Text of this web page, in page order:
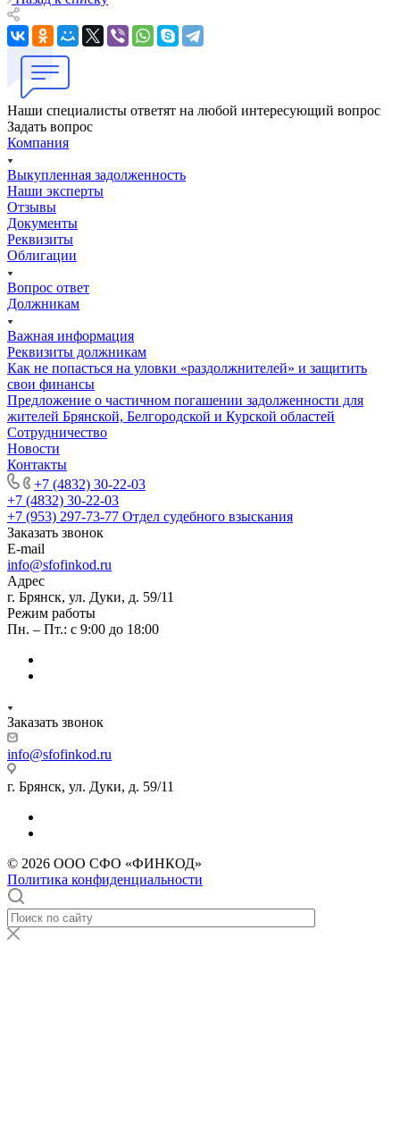
Наши специалисты ответят на любой интересующий вопрос
Задать вопрос
Компания
Выкупленная задолженность
Наши эксперты
Отзывы
Документы
Реквизиты
Облигации
Вопрос ответ
Должникам
Важная информация
Реквизиты должникам
Как не попасться на уловки «раздолжнителей» и защитить
свои финансы
Предложение о частичном погашении задолженности для
жителей Брянской, Белгородской и Курской областей
Сотрудничество
Новости
Контакты
+7 (4832) 30-22-03
+7 (4832) 30-22-03
+7 (953) 297-73-77 Отдел судебного взыскания
Заказать звонок
E-mail
info@sfofinkod.ru
Адрес
г. Брянск, ул. Дуки, д. 59/11
Режим работы
Пн. – Пт.: с 9:00 до 18:00
Заказать звонок
info@sfofinkod.ru
г. Брянск, ул. Дуки, д. 59/11
© 2026 ООО СФО «ФИНКОД»
Политика конфиденциальности